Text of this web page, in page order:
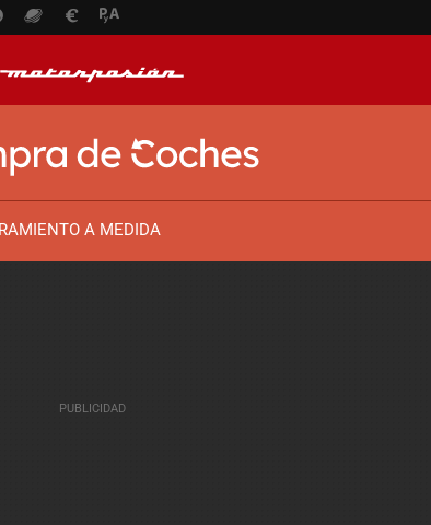
A MEDIDA